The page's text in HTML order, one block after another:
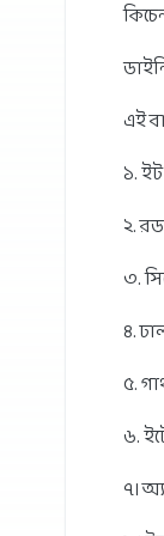
এই
১.
২.
৩.
৪.
৫.
৬.
৭।